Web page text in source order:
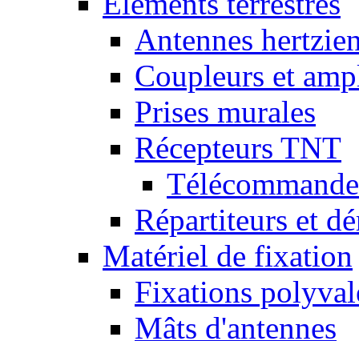
Antennes
Coupleurs et
Prises murales
Récepteurs TNT
Répartiteurs et
Matériel de fixation
Fixations
Mâts d'antennes